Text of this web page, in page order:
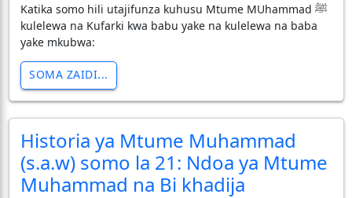
Katika somo hili utajifunza kuhusu Mtume MUhammad ﷺ
kulelewa na Kufarki kwa babu yake na kulelewa na baba
yake mkubwa:
SOMA ZAIDI...
Historia ya Mtume Muhammad
(s.a.w) somo la 21: Ndoa ya Mtume
Muhammad na Bi khadija